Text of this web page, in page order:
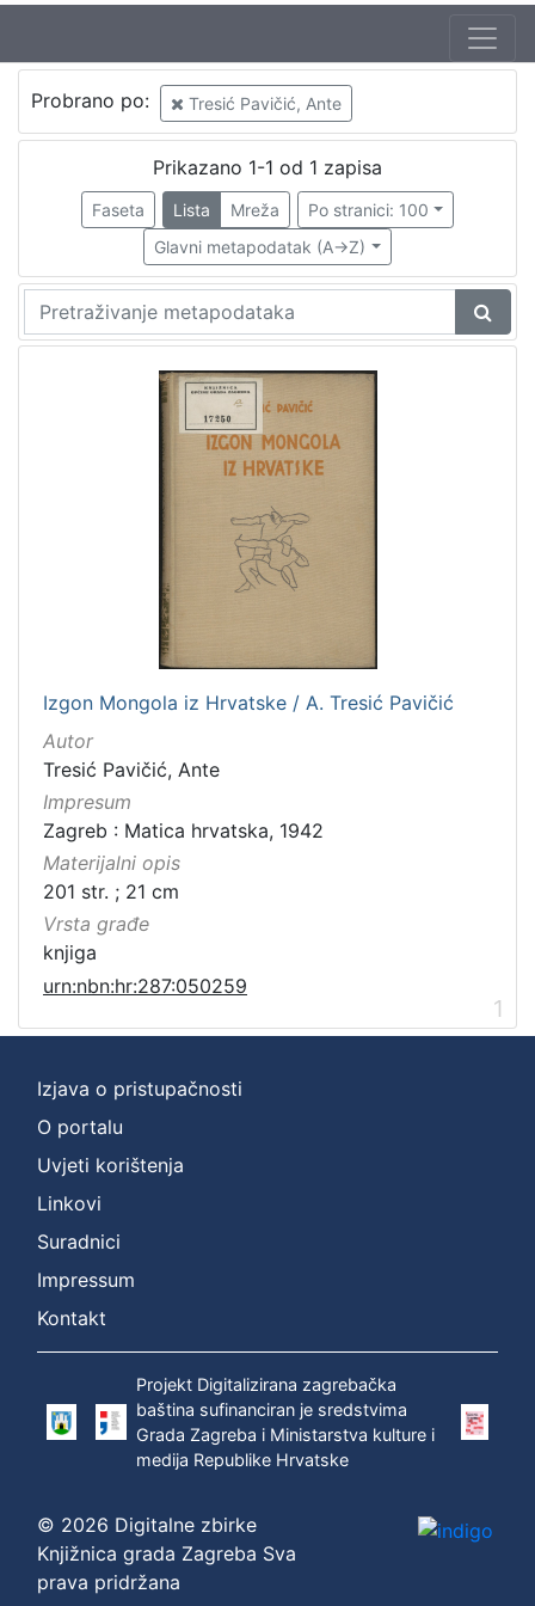
Probrano po: Tresić Pavičić, Ante
Prikazano 1-1 od 1 zapisa
Faseta Lista Mreža
Po stranici: 100
Glavni metapodatak (A->Z)
Izgon Mongola iz Hrvatske / A. Tresić Pavičić
Autor
Tresić Pavičić, Ante
Impresum
Zagreb : Matica hrvatska, 1942
Materijalni opis
201 str. ; 21 cm
Vrsta građe
knjiga
urn:nbn:hr:287:050259
1
Izjava o pristupačnosti
O portalu
Uvjeti korištenja
Linkovi
Suradnici
Impressum
Kontakt
Projekt Digitalizirana zagrebačka
baština sufinanciran je sredstvima
Grada Zagreba i Ministarstva kulture i
medija Republike Hrvatske
© 2026 Digitalne zbirke
Knjižnica grada Zagreba Sva
prava pridržana